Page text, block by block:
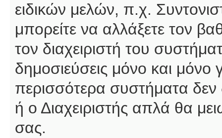
ειδικών μελών, π.χ.
μπορείτε να αλλάξετε τον
τον διαχειριστή του
δημοσιεύσεις μόνο και
περισσότερα συστήματα δεν
ή ο Διαχειριστής απλά θα
σας.